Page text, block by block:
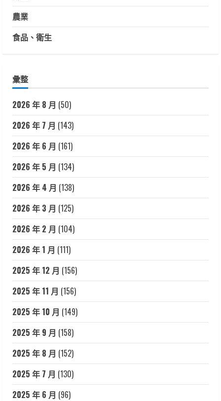
農業
食品、衛生
彙整
2026 年 8 月 (50)
2026 年 7 月 (143)
2026 年 6 月 (161)
2026 年 5 月 (134)
2026 年 4 月 (138)
2026 年 3 月 (125)
2026 年 2 月 (104)
2026 年 1 月 (111)
2025 年 12 月 (156)
2025 年 11 月 (156)
2025 年 10 月 (149)
2025 年 9 月 (158)
2025 年 8 月 (152)
2025 年 7 月 (130)
2025 年 6 月 (96)